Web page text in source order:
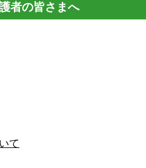
者の皆さまへ
て